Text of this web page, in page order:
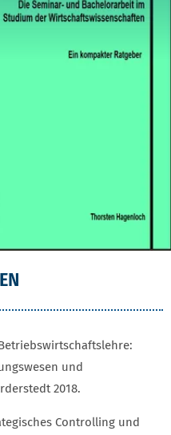
und
2018.
Controlling und